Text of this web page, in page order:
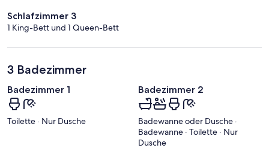
Schlafzimmer 3
1 King-Bett und 1 Queen-Bett
3 Badezimmer
Badezimmer 1
Toilette · Nur Dusche
Badezimmer 2
Badewanne oder Dusche ·
Badewanne · Toilette · Nur
Dusche